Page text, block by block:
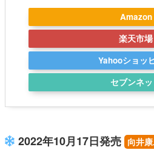
Amazon
楽天市場
Yahooショッ
セブンネッ
2022年10月17日発売 向井